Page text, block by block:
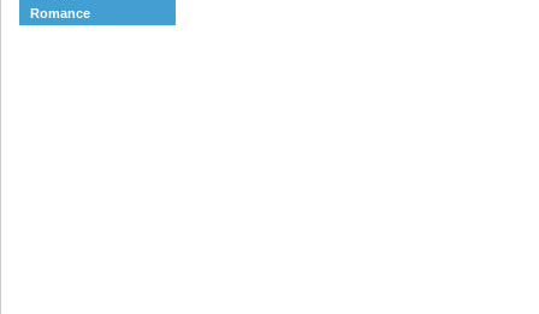
Romance